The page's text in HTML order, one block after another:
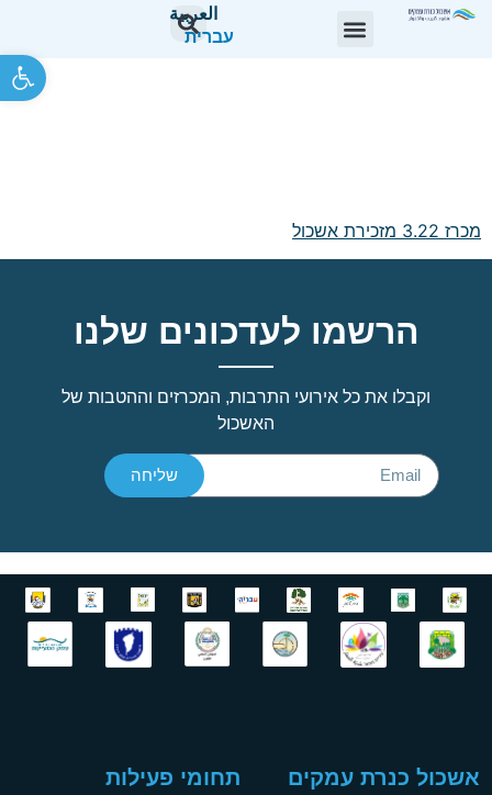
פתח
العربية
עברית
מכרז 3.22 מזכירת אשכול
הרשמו לעדכונים שלנו
וקבלו את כל אירועי התרבות, המכרזים וההטבות של
האשכול
שליחה
אשכול כנרת עמקים תחומי פעילות